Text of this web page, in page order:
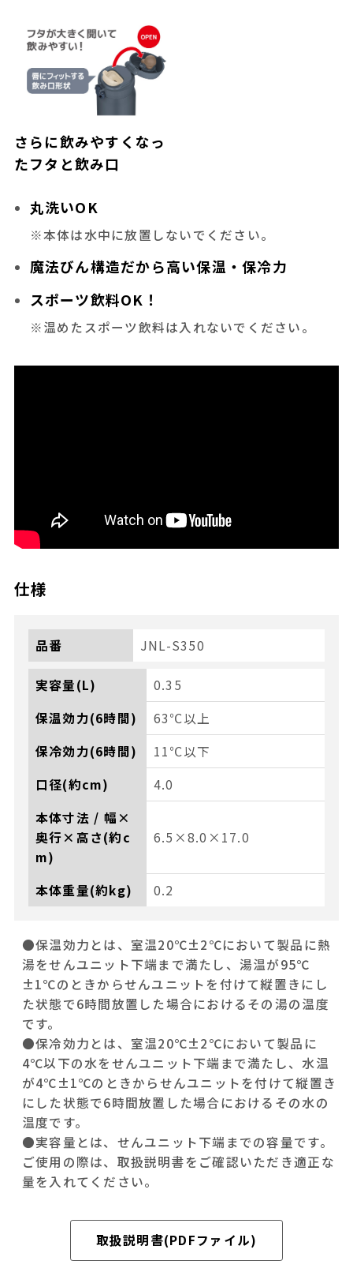
さらに飲みやすくなっ
たフタと飲み口
丸洗いOK
※本体は水中に放置しないでください。
魔法びん構造だから高い保温・保冷力
スポーツ飲料OK！
※温めたスポーツ飲料は入れないでください。
仕様
品番 JNL-S350
実容量(L)
0.35
保温効力(6時間)
63℃以上
保冷効力(6時間)
11℃以下
口径(約cm)
4.0
本体寸法 / 幅×
奥行×高さ(約c
m)
6.5×8.0×17.0
本体重量(約kg) 0.2
●保温効力とは、室温20℃±2℃において製品に熱
湯をせんユニット下端まで満たし、湯温が95℃
±1℃のときからせんユニットを付けて縦置きにし
た状態で6時間放置した場合におけるその湯の温度
です。
●保冷効力とは、室温20℃±2℃において製品に
4℃以下の水をせんユニット下端まで満たし、水温
が4℃±1℃のときからせんユニットを付けて縦置き
にした状態で6時間放置した場合におけるその水の
温度です。
●実容量とは、せんユニット下端までの容量です。
ご使用の際は、取扱説明書をご確認いただき適正な
量を入れてください。
取扱説明書(PDFファイル)